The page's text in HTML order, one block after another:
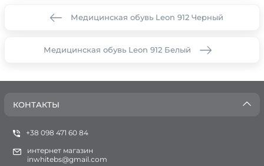
Медицинская обувь Leon 912 Черный
Медицинская обувь Leon 912 Белый
КОНТАКТЫ
+38 098 471 60 84
интернет магазин
inwhitebs@gmail.com